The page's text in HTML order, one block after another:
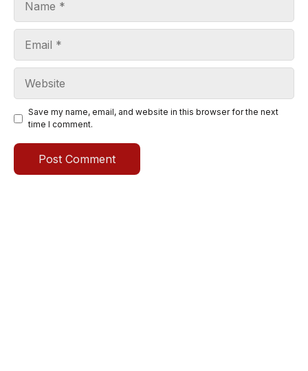
Save my name, email, and website in this browser for the next
time I comment.